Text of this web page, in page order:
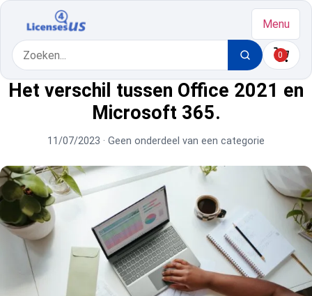
Menu
0
Het verschil tussen Office 2021 en
Microsoft 365.
11/07/2023 · Geen onderdeel van een categorie